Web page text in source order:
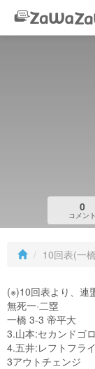
0
コメント
10回表(一
(※)10回表より、連
無死一·二塁
一橋 3-3 帝平大
3.山本:セカンドゴ
4.五井:レフトフライ
3アウトチェンジ